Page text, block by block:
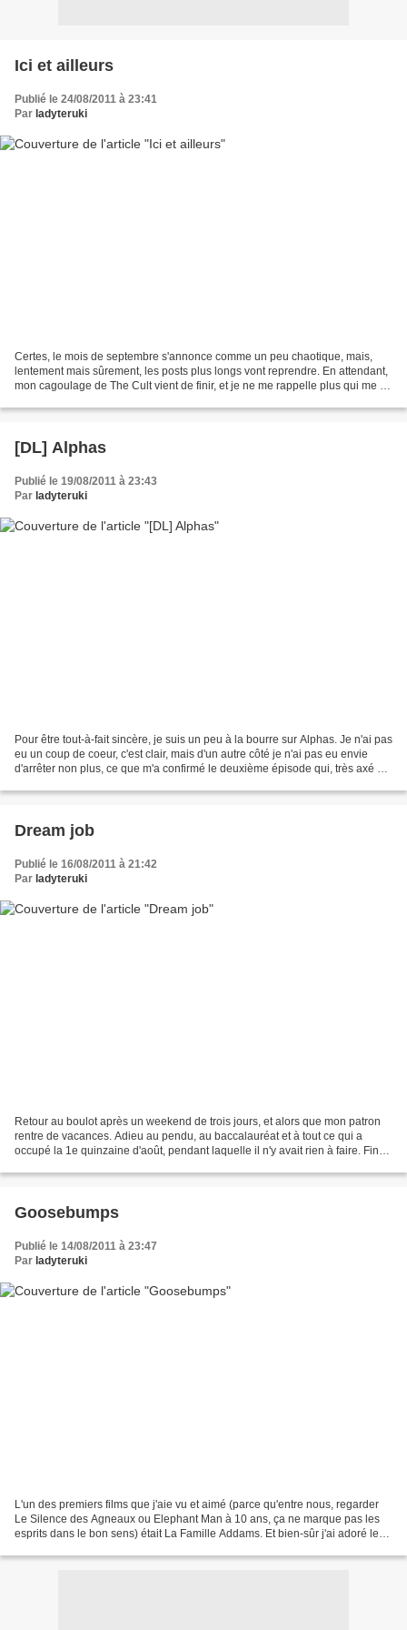
Ici et ailleurs
Publié le 24/08/2011 à 23:41
Par ladyteruki
Certes, le mois de septembre s'annonce comme un peu chaotique, mais,
lentement mais sûrement, les posts plus longs vont reprendre. En attendant,
mon cagoulage de The Cult vient de finir, et je ne me rappelle plus qui me l'a
[DL] Alphas
Publié le 19/08/2011 à 23:43
Par ladyteruki
Pour être tout-à-fait sincère, je suis un peu à la bourre sur Alphas. Je n'ai pas
eu un coup de coeur, c'est clair, mais d'un autre côté je n'ai pas eu envie
d'arrêter non plus, ce que m'a confirmé le deuxième épisode qui, très axé sur
Dream job
Publié le 16/08/2011 à 21:42
Par ladyteruki
Retour au boulot après un weekend de trois jours, et alors que mon patron
rentre de vacances. Adieu au pendu, au baccalauréat et à tout ce qui a
occupé la 1e quinzaine d'août, pendant laquelle il n'y avait rien à faire. Fin
Goosebumps
Publié le 14/08/2011 à 23:47
Par ladyteruki
L'un des premiers films que j'aie vu et aimé (parce qu'entre nous, regarder
Le Silence des Agneaux ou Elephant Man à 10 ans, ça ne marque pas les
esprits dans le bon sens) était La Famille Addams. Et bien-sûr j'ai adoré le